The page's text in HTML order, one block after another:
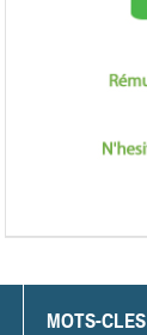
MOTS-CLES